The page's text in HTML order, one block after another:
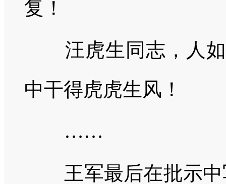
复！
汪虎生同志，人如
中干得虎虎生风！
……
王军最后在批示中